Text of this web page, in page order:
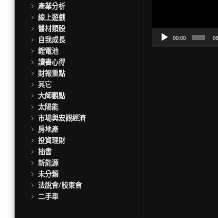
產業分析
線上遊戲
醫材類股
自我成長
鋰電池
讀書心得
財報重點
其它
大師觀點
太陽能
市場與宏觀經濟
房地產
投資理財
抽書
新能源
未分類
法說會/股東會
二手車
放
00:00